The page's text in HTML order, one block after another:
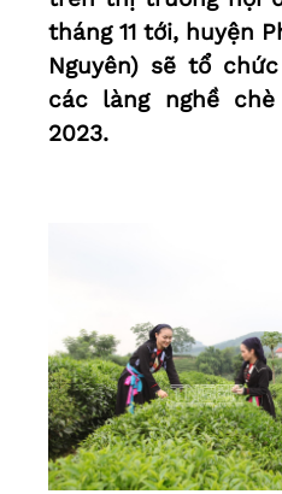
tháng 11 tới, huyện
Nguyên) sẽ tổ
các làng nghề
2023.